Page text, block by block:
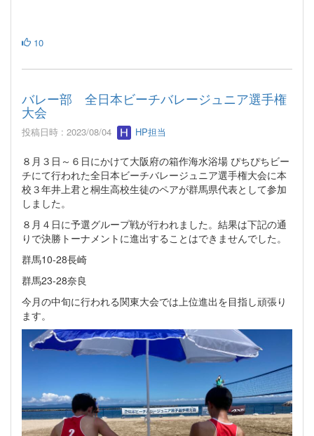
10
バレー部 全日本ビーチバレージュニア選手権
大会
投稿日時 : 2023/08/04 HP担当
８月３日～６日にかけて大阪府の箱作海水浴場 ぴちぴちビー
チにて行われた全日本ビーチバレージュニア選手権大会に本
校３年井上君と桐生高校生徒のペアが群馬県代表として参加
しました。
８月４日に予選グループ戦が行われました。結果は下記の通
りで決勝トーナメントに進出することはできませんでした。
群馬10-28長崎
群馬23-28奈良
今月の中旬に行われる関東大会では上位進出を目指し頑張り
ます。